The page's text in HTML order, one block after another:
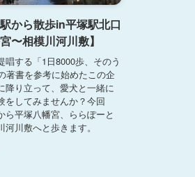
から散歩in平塚駅北口
〜相模川河川敷】
唱する「1日8000歩、そのう
著書を参考に始めたこの企
降り立って、愛犬と一緒に
をしてみませんか？今回
ら平塚八幡宮、ららぽーと
川敷へと歩きます。